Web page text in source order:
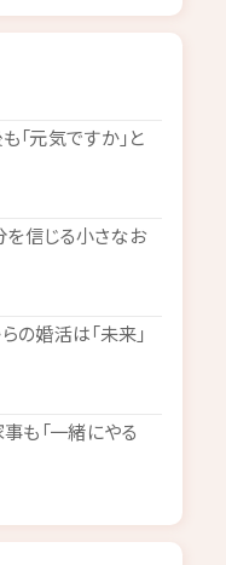
「元気ですか」と
を信じる小さなお
の婚活は「未来」
も「一緒にやる